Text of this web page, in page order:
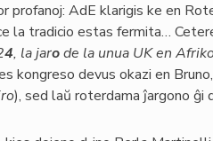
AdE klarigis ke en
la tradicio estas fermita…
4, la jarode la unua UK en
kongreso devus okazi en
), sed laŭ roterdama ĵargono ĝi